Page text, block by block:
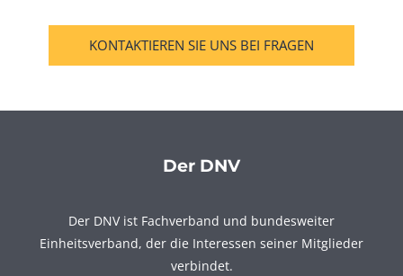
KONTAKTIEREN SIE UNS BEI FRAGEN
Der DNV
Der DNV ist Fachverband und bundesweiter
Einheitsverband, der die Interessen seiner Mitglieder
verbindet.